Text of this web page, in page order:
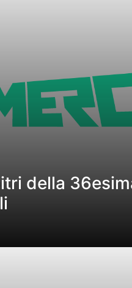
della